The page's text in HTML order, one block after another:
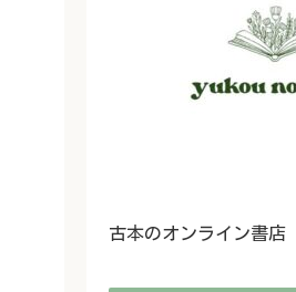
古本のオンライン書店「